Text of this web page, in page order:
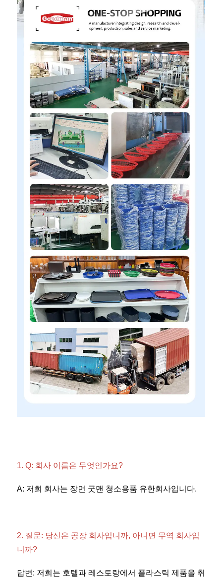
1. Q: 회사 이름은 무엇인가요?
A: 저희 회사는 장먼 굿맨 청소용품 유한회사입니다.
2. 질문: 당신은 공장 회사입니까, 아니면 무역 회사입
니까?
답변: 저희는 호텔과 레스토랑에서 플라스틱 제품을 취